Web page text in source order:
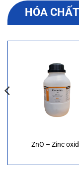
HÓA
ZnO – Zinc